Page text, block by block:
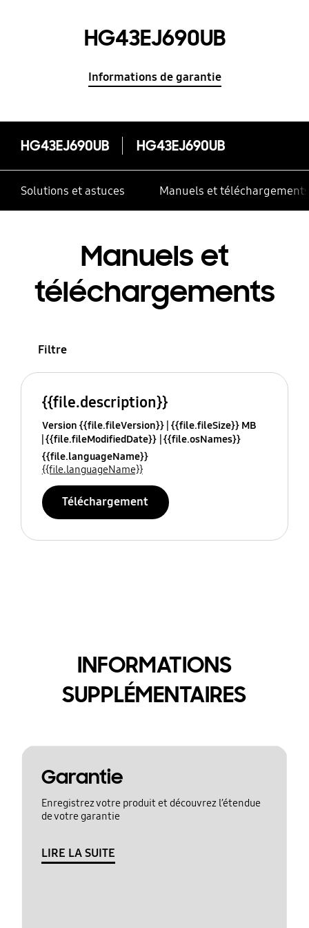
HG43EJ690UB
Informations de garantie
HG43EJ690UB HG43EJ690UB
Solutions et astuces Manuels et téléchargements
Manuels et
téléchargements
Filtre
{{file.description}}
Version {{file.fileVersion}} {{file.fileSize}} MB
{{file.fileModifiedDate}} {{file.osNames}}
{{file.languageName}}
{{file.languageName}}
Téléchargement
INFORMATIONS
SUPPLÉMENTAIRES
Garantie
Enregistrez votre produit et découvrez l’étendue
de votre garantie
LIRE LA SUITE